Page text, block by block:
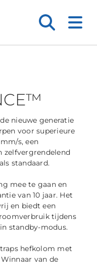
nieuwe generatie
voor superieure
s, een
zelfvergrendelend
standaard.
mee te gaan en
van 10 jaar. Het
en biedt een
tijdens
standby-modus.
hefkolom met
van de